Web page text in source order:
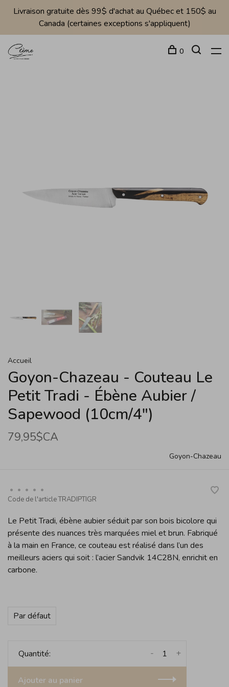
Livraison gratuite dès 99$ d'achat au Québec et 150$ au
Canada (certaines exceptions s'appliquent)
0
Accueil
Goyon-Chazeau - Couteau Le
Petit Tradi - Ébène Aubier /
Sapewood (10cm/4")
79,95$CA
Goyon-Chazeau
• • • • •
Code de l'articleTRADIPTIGR
Le Petit Tradi, ébène aubier séduit par son bois bicolore qui
présente des nuances très marquées miel et brun. Fabriqué
à la main en France, ce couteau est réalisé dans l’un des
meilleurs aciers qui soit : l’acier Sandvik 14C28N, enrichit en
carbone.
Par défaut
Quantité: +
-
Ajouter au panier